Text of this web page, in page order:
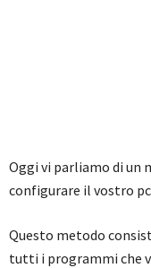
Oggi vi parliamo di un
configurare il vostro
Questo metodo
tutti i programmi che